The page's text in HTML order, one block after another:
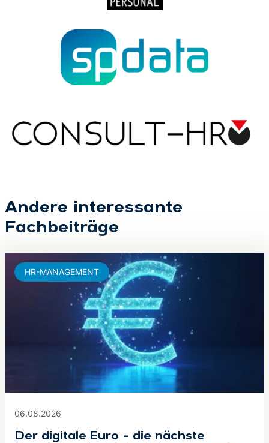
Andere interessante
Fachbeiträge
06.08.2026
Der digitale Euro – die nächste
HR-MANAGEMENT